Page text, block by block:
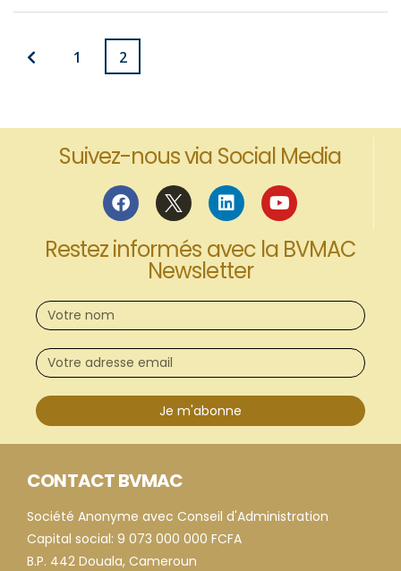
1 2
Suivez-nous via Social Media
Restez informés avec la BVMAC
Newsletter
Je m'abonne
CONTACT BVMAC
Société Anonyme avec Conseil d'Administration
Capital social: 9 073 000 000 FCFA
B.P. 442 Douala, Cameroun